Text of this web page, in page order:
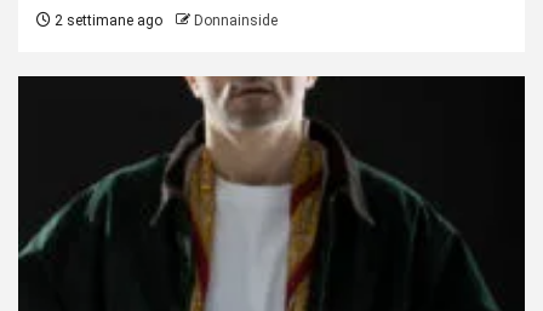
2 settimane ago Donnainside